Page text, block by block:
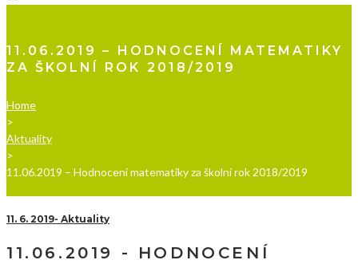
11.06.2019 – HODNOCENÍ MATEMATIKY
ZA ŠKOLNÍ ROK 2018/2019
Home
>
Aktuality
>
11.06.2019 – Hodnocení matematiky za školní rok 2018/2019
11. 6. 2019 Aktuality
11.06.2019 - HODNOCENÍ